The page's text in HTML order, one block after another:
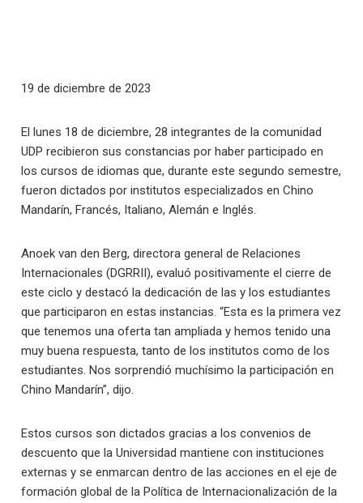
19 de diciembre de 2023
El lunes 18 de diciembre, 28 integrantes de la comunidad
UDP recibieron sus constancias por haber participado en
los cursos de idiomas que, durante este segundo semestre,
fueron dictados por institutos especializados en Chino
Mandarín, Francés, Italiano, Alemán e Inglés.
Anoek van den Berg, directora general de Relaciones
Internacionales (DGRRII), evaluó positivamente el cierre de
este ciclo y destacó la dedicación de las y los estudiantes
que participaron en estas instancias. “Esta es la primera vez
que tenemos una oferta tan ampliada y hemos tenido una
muy buena respuesta, tanto de los institutos como de los
estudiantes. Nos sorprendió muchísimo la participación en
Chino Mandarín”, dijo.
Estos cursos son dictados gracias a los convenios de
descuento que la Universidad mantiene con instituciones
externas y se enmarcan dentro de las acciones en el eje de
formación global de la Política de Internacionalización de la